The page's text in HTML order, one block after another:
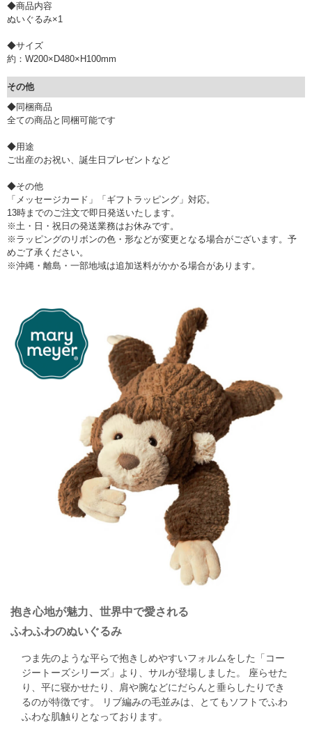
◆商品内容
ぬいぐるみ×1
◆サイズ
約：W200×D480×H100mm
その他
◆同梱商品
全ての商品と同梱可能です
◆用途
ご出産のお祝い、誕生日プレゼントなど
◆その他
「メッセージカード」「ギフトラッピング」対応。
13時までのご注文で即日発送いたします。
※土・日・祝日の発送業務はお休みです。
※ラッピングのリボンの色・形などが変更となる場合がございます。予
めご了承ください。
※沖縄・離島・一部地域は追加送料がかかる場合があります。
抱き心地が魅力、世界中で愛される
ふわふわのぬいぐるみ
つま先のような平らで抱きしめやすいフォルムをした「コー
ジートーズシリーズ」より、サルが登場しました。 座らせた
り、平に寝かせたり、肩や腕などにだらんと垂らしたりでき
るのが特徴です。 リブ編みの毛並みは、とてもソフトでふわ
ふわな肌触りとなっております。